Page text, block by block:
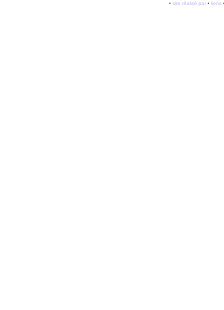
• site réalisé par• liens